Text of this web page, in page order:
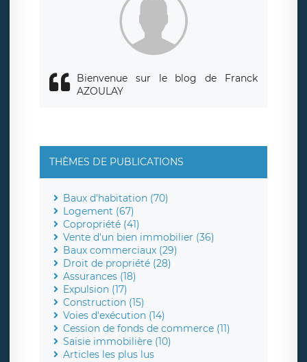
Bienvenue sur le blog de Franck
AZOULAY
THÈMES DE PUBLICATIONS
Baux d'habitation (70)
Logement (67)
Copropriété (41)
Vente d'un bien immobilier (36)
Baux commerciaux (29)
Droit de propriété (28)
Assurances (18)
Expulsion (17)
Construction (15)
Voies d'exécution (14)
Cession de fonds de commerce (11)
Saisie immobilière (10)
Articles les plus lus